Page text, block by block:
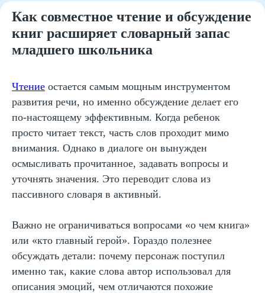
Как совместное чтение и обсуждение
книг расширяет словарный запас
младшего школьника
Чтение остается самым мощным инструментом
развития речи, но именно обсуждение делает его
по-настоящему эффективным. Когда ребенок
просто читает текст, часть слов проходит мимо
внимания. Однако в диалоге он вынужден
осмысливать прочитанное, задавать вопросы и
уточнять значения. Это переводит слова из
пассивного словаря в активный.
Важно не ограничиваться вопросами «о чем книга»
или «кто главный герой». Гораздо полезнее
обсуждать детали: почему персонаж поступил
именно так, какие слова автор использовал для
описания эмоций, чем отличаются похожие
роста лексики
Словарный дневник — это не скучная
новые слова, их значения, примеры
использования и собственные предложения.
Особенно эффективно добавлять туда
рисунки или ассоциации — это усиливает
запоминание за счет визуальных связей.
Карты слов работают по похожему принципу,
но позволяют увидеть связи между
понятиями. В центре записывается слово, а
устойчивые выражения. Такой формат
изолированная единица, а часть системы
языка. Регулярная работа с такими
инструментами дает заметный результат уже
через 3–4 недели.